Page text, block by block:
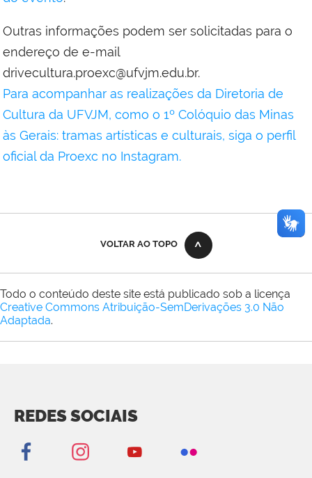
Outras informações podem ser solicitadas para o
endereço de e-mail
drivecultura.proexc@ufvjm.edu.br.
Para acompanhar as realizações da Diretoria de
Cultura da UFVJM, como o 1º Colóquio das Minas
às Gerais: tramas artísticas e culturais, siga o perfil
oficial da Proexc no Instagram.
VOLTAR AO TOPO
Todo o conteúdo deste site está publicado sob a licença
Creative Commons Atribuição-SemDerivações 3.0 Não
Adaptada.
REDES SOCIAIS